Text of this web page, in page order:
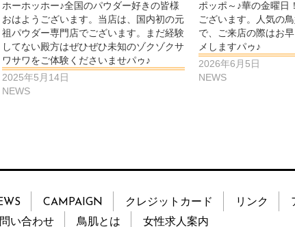
ホーホッホー♪全国のパウダー好きの皆様
おはようございます。当店は、国内初の元
祖パウダー専門店でございます。まだ経験
してない殿方はぜひぜひ未知のゾクゾクサ
ワサワをご体験くださいませパゥ♪
2025年5月14日
NEWS
ポッポ～♪華の金曜日
ございます。人気の
で、ご来店の際はお
メしますパゥ♪
2026年6月5日
NEWS
CAMPAIGN クレジットカード リンク
い合わせ
鳥肌とは 女性求人案内